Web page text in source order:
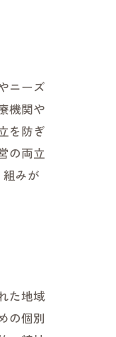
ニーズ
機関や
を防ぎ
の両立
みが
た地域
の個別